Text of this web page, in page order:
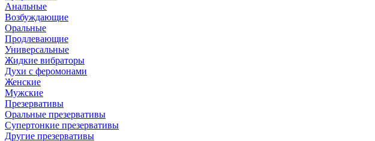
Анальные
Возбуждающие
Оральные
Продлевающие
Универсальные
Жидкие вибраторы
Духи с феромонами
Женские
Мужские
Презервативы
Оральные презервативы
Супертонкие презервативы
Другие презервативы